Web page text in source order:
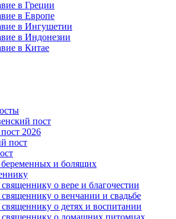
в Греции
в Европе
в Ингушетии
в Индонезии
в Китае
пост
2026
пост
и болящих
о вере и благочестии
о венчании и свадьбе
о детях и воспитании